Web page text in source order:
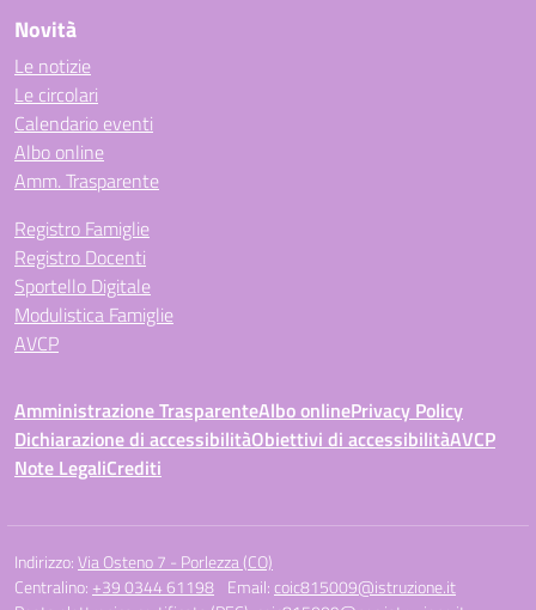
Novità
Le notizie
Le circolari
Calendario eventi
Albo online
Amm. Trasparente
Registro Famiglie
Registro Docenti
Sportello Digitale
Modulistica Famiglie
AVCP
Amministrazione TrasparenteAlbo onlinePrivacy Policy
Dichiarazione di accessibilitàObiettivi di accessibilitàAVCP
Note LegaliCrediti
Indirizzo:Via Osteno 7 - Porlezza (CO)
Centralino: +39 0344 61198 Email:coic815009@istruzione.it